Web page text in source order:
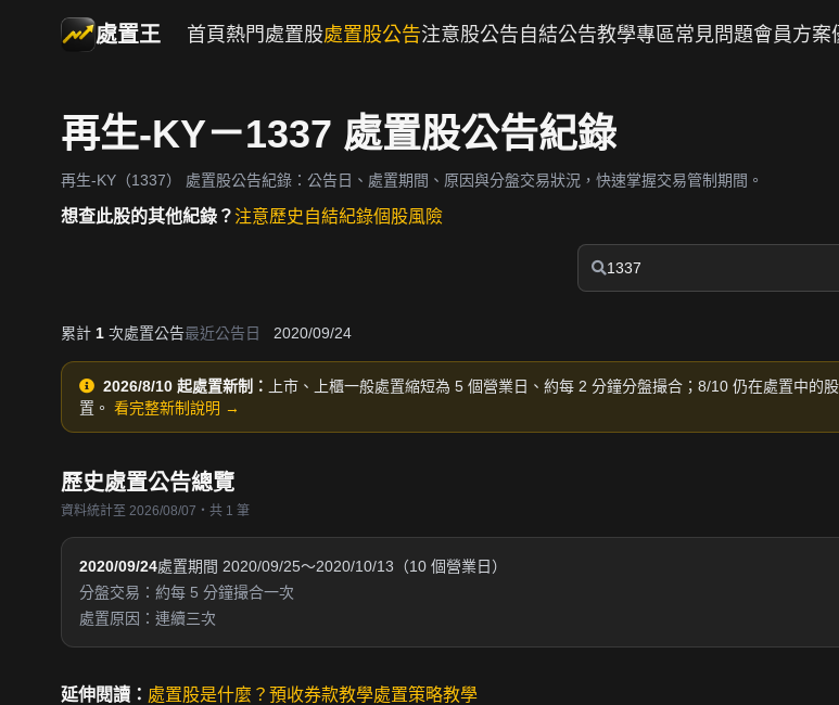
處置王 首頁 熱門處置股處置股公告注意股公告 自結公告教學專區常見問題會員方案
再生-KY－1337 處置股公告紀錄
再生-KY（1337） 處置股公告紀錄：公告日、處置期間、原因與分盤交易狀況，快速掌握交易管制期間。
想查此股的其他紀錄？注意歷史自結紀錄個股風險
累計 1 次處置公告最近公告日 2020/09/24
2026/8/10 起處置新制：
上市、上櫃一般處置縮短為 5 個營業日、約每 2 分鐘分盤撮合；8/10 仍在處置中
置。 看完整新制說明 →
歷史處置公告總覽
資料統計至 2026/08/07・共 1 筆
2020/09/24處置期間 2020/09/25～2020/10/13（10 個營業日）
分盤交易：約每 5 分鐘撮合一次
處置原因：連續三次
延伸閱讀： 處置股是什麼？ 預收券款教學處置策略教學